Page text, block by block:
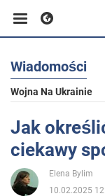
Biznes
Sport
Rozrywka
Wiadomości
Wojna Na Ukrainie
Jak
ciekawy
Elena Bylim
10.02.2025